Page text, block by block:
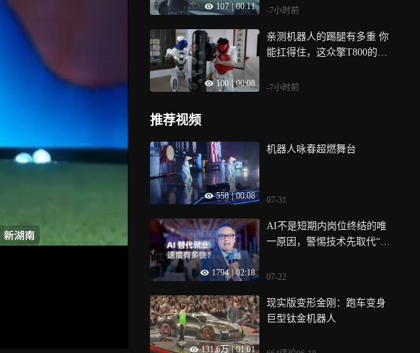
107 | 00:11
市有吗
-7小时前
100 00:08
亲测机器人的踢腿有多重 你
能扛得住，这众擎T800的一
-7小时前
推荐视频
558 | 00:08
机器人咏春超燃舞台
07-31
1794 02:18
AI不是短期内岗位终结的唯
一原因，警惕技术先取代“自
07-22
131.6万 | 01:01
现实版变形金刚：跑车变身
巨型钛金机器人